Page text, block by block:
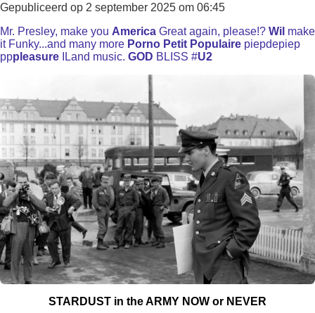
Gepubliceerd op 2 september 2025 om 06:45
Mr. Presley, make you America Great again, please!? Wil make
it Funky...and many more Porno Petit Populaire piepdepiep
pppleasure ILand music. GOD BLISS #U2
STAR DUST in the ARMY NOW or NEVER